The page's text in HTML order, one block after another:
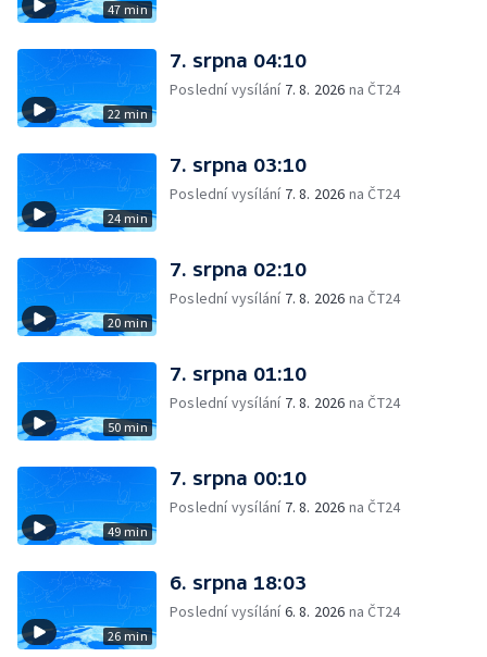
47 min
22 min
7. srpna 04:10
Poslední vysílání 7. 8. 2026 na ČT24
24 min
7. srpna 03:10
Poslední vysílání 7. 8. 2026 na ČT24
20 min
7. srpna 02:10
Poslední vysílání 7. 8. 2026 na ČT24
50 min
7. srpna 01:10
Poslední vysílání 7. 8. 2026 na ČT24
49 min
7. srpna 00:10
Poslední vysílání 7. 8. 2026 na ČT24
26 min
6. srpna 18:03
Poslední vysílání6. 8. 2026 na ČT24